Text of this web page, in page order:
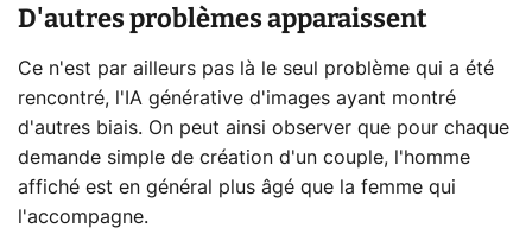
D'autres problèmes apparaissent
Ce n'est par ailleurs pas là le seul problème qui a été
rencontré, l'IA générative d'images ayant montré
d'autres biais. On peut ainsi observer que pour chaque
demande simple de création d'un couple, l'homme
affiché est en général plus âgé que la femme qui
l'accompagne.